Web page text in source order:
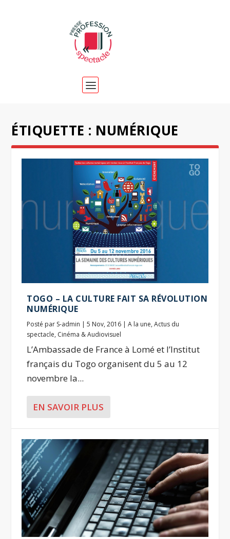
ÉTIQUETTE : NUMÉRIQUE
TOGO – LA CULTURE FAIT SA RÉVOLUTION
NUMÉRIQUE
Posté par S-admin |5 Nov, 2016 |A la une,Actus du
spectacle, Cinéma & Audiovisuel
L’Ambassade de France à Lomé et l’Institut
français du Togo organisent du 5 au 12
novembre la...
EN SAVOIR PLUS